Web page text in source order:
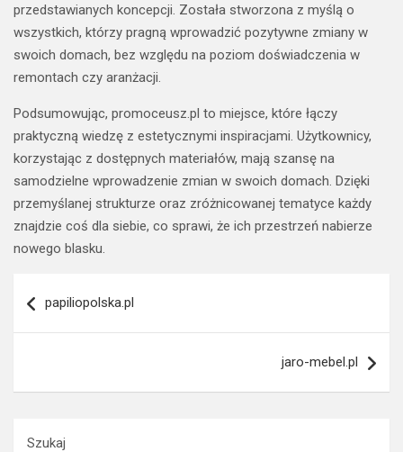
przedstawianych koncepcji. Została stworzona z myślą o
wszystkich, którzy pragną wprowadzić pozytywne zmiany w
swoich domach, bez względu na poziom doświadczenia w
remontach czy aranżacji.
Podsumowując, promoceusz.pl to miejsce, które łączy
praktyczną wiedzę z estetycznymi inspiracjami. Użytkownicy,
korzystając z dostępnych materiałów, mają szansę na
samodzielne wprowadzenie zmian w swoich domach. Dzięki
przemyślanej strukturze oraz zróżnicowanej tematyce każdy
znajdzie coś dla siebie, co sprawi, że ich przestrzeń nabierze
nowego blasku.
wpisu
papiliopolska.pl
jaro-mebel.pl
Szukaj